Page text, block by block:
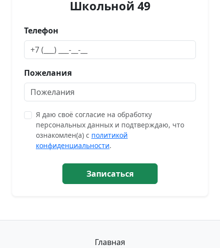
Школьной 49
Телефон
Пожелания
Я даю своё согласие на обработку
персональных данных и подтверждаю, что
ознакомлен(а) с политикой
конфиденциальности.
Записаться
Главная